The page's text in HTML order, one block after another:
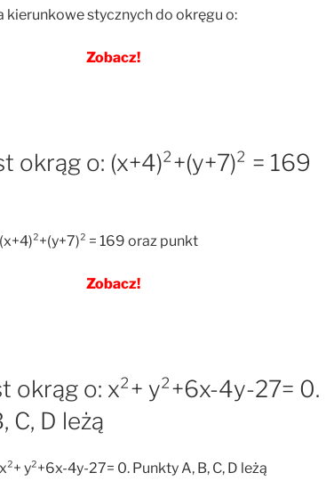
kierunkowe stycznych do okręgu o:
Zobacz!
okrąg o: (x+4)²+(y+7)² = 169
= 169 oraz punkt
Zobacz!
okrąg o: x²+ y²+6x-4y-27= 0.
C, D leżą
y²+6x-4y-27= 0. Punkty A, B, C, D leżą